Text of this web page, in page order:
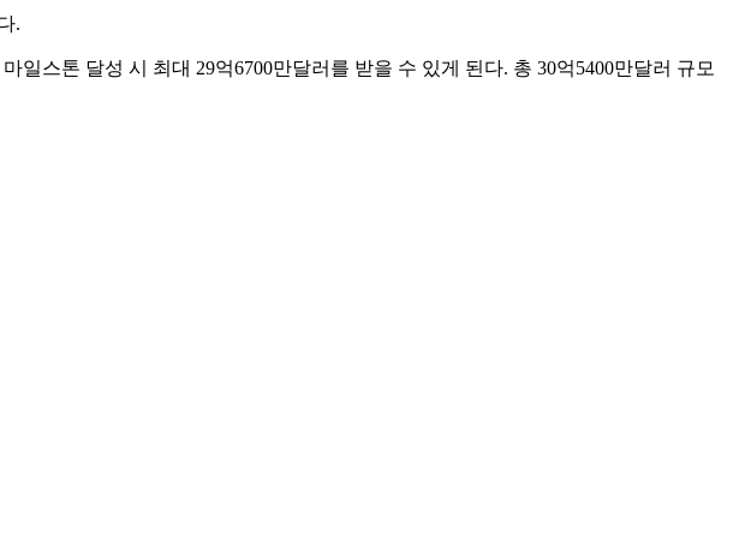
.
스톤 달성 시 최대 29억6700만달러를 받을 수 있게 된다. 총 30억5400만달러 규모